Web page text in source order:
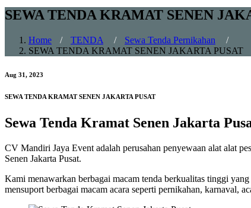
SEWA TENDA KRAMAT SENEN
Home / TENDA / Sewa Tenda Pernikahan
/
SEWA TENDA KRAMAT SENEN JAKARTA PUSAT
Aug 31, 2023
SEWA TENDA KRAMAT SENEN JAKARTA PUSAT
Sewa Tenda Kramat Senen Jakarta
CV Mandiri Jaya Event adalah perusahan penyewaan alat alat
Senen Jakarta Pusat.
Kami menawarkan berbagai macam tenda berkualitas tinggi
mensuport berbagai macam acara seperti pernikahan, karnaval,